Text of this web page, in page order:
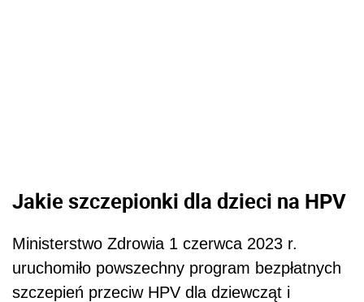
Jakie szczepionki dla dzieci na HPV
Ministerstwo Zdrowia 1 czerwca 2023 r.
uruchomiło powszechny program bezpłatnych
szczepień przeciw HPV dla dziewcząt i